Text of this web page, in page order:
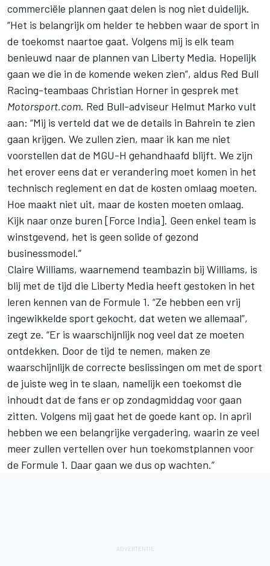
commerciële plannen gaat delen is nog niet duidelijk.
“Het is belangrijk om helder te hebben waar de sport in
de toekomst naartoe gaat. Volgens mij is elk team
benieuwd naar de plannen van Liberty Media. Hopelijk
gaan we die in de komende weken zien”, aldus Red Bull
Racing-teambaas Christian Horner in gesprek met
Motorsport.com. Red Bull-adviseur Helmut Marko vult
aan: “Mij is verteld dat we de details in Bahrein te zien
gaan krijgen. We zullen zien, maar ik kan me niet
voorstellen dat de MGU-H gehandhaafd blijft. We zijn
het erover eens dat er verandering moet komen in het
technisch reglement en dat de kosten omlaag moeten.
Hoe maakt niet uit, maar de kosten moeten omlaag.
Kijk naar onze buren [Force India]. Geen enkel team is
winstgevend, het is geen solide of gezond
businessmodel.”
Claire Williams, waarnemend teambazin bij Williams, is
blij met de tijd die Liberty Media heeft gestoken in het
leren kennen van de Formule 1. “Ze hebben een vrij
ingewikkelde sport gekocht, dat weten we allemaal”,
zegt ze. “Er is waarschijnlijk nog veel dat ze moeten
ontdekken. Door de tijd te nemen, maken ze
waarschijnlijk de correcte beslissingen om met de sport
de juiste weg in te slaan, namelijk een toekomst die
inhoudt dat de fans er op zondagmiddag voor gaan
zitten. Volgens mij gaat het de goede kant op. In april
hebben we een belangrijke vergadering, waarin ze veel
meer zullen vertellen over hun toekomstplannen voor
de Formule 1. Daar gaan we dus op wachten.”